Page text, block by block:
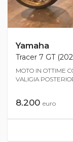
Yamaha
Tracer 7 GT
MOTO IN OTTIME
VALIGIA
8.200 euro